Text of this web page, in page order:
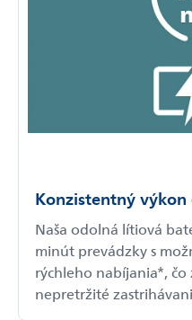
Konzistentný výkon
Naša odolná lítiová
minút prevádzky s
rýchleho nabíjania*,
nepretržité